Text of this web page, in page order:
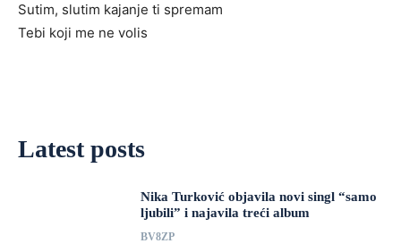
Sutim, slutim kajanje ti spremam
Tebi koji me ne volis
Latest posts
Nika Turković objavila novi singl “samo
ljubili” i najavila treći album
BV8ZP